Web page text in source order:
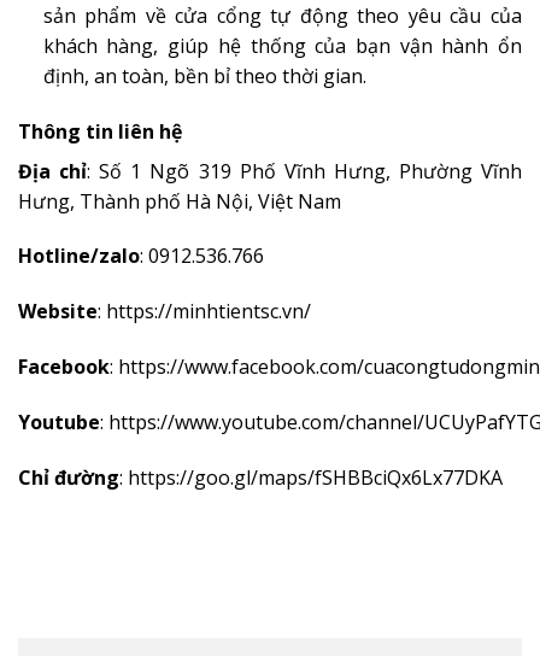
sản phẩm về cửa cổng tự động theo yêu cầu của
khách hàng, giúp hệ thống của bạn vận hành ổn
định, an toàn, bền bỉ theo thời gian.
Thông tin liên hệ
Địa chỉ: Số 1 Ngõ 319 Phố Vĩnh Hưng, Phường Vĩnh
Hưng, Thành phố Hà Nội, Việt Nam
Hotline/zalo: 0912.536.766
Website: https://minhtientsc.vn/
Facebook: https://www.facebook.com/
Youtube: https://www.youtube.com/channel/
Chỉ đường: https://goo.gl/maps/fSHBBciQx6Lx77DKA